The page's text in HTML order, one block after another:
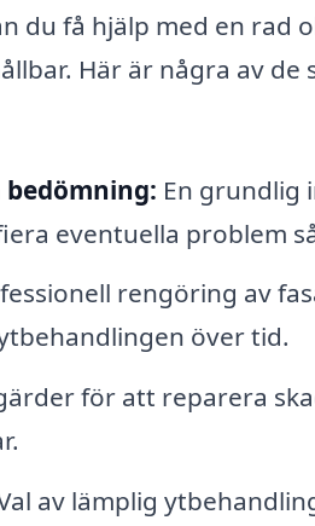
du få hjälp med en rad
Här är några av
En grundlig
eventuella problem
rengöring av
över tid.
för att reparera
av lämplig